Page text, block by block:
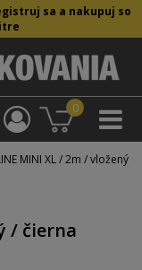
sa a nakupuj so
0
MINI XL / 2m / vložený
/ čierna